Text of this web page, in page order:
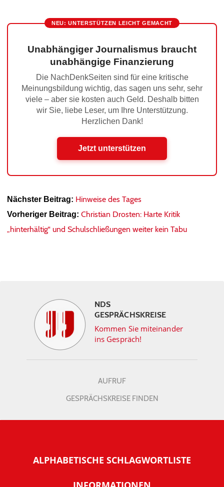
NEU: UNTERSTÜTZEN LEICHT GEMACHT
Unabhängiger Journalismus braucht
unabhängige Finanzierung
Die NachDenkSeiten sind für eine kritische
Meinungsbildung wichtig, das sagen uns sehr, sehr
viele – aber sie kosten auch Geld. Deshalb bitten
wir Sie, liebe Leser, um Ihre Unterstützung.
Herzlichen Dank!
Jetzt unterstützen
Nächster Beitrag: Hinweise des Tages
Vorheriger Beitrag: Christian Drosten: Harte Kritik
„hinterhältig“ und Schulschließungen weiter kein Tabu
NDS
GESPRÄCHSKREISE
Kommen Sie miteinander
ins Gespräch!
AUFRUF
GESPRÄCHSKREISE FINDEN
ALPHABETISCHE SCHLAGWORTLISTE